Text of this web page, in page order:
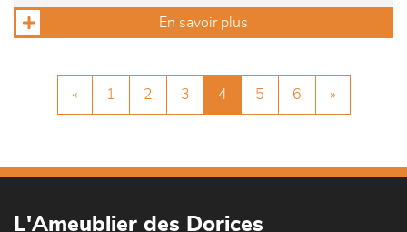
En savoir plus
« 1 2 3 4 5 6 »
L'Ameublier des Dorices